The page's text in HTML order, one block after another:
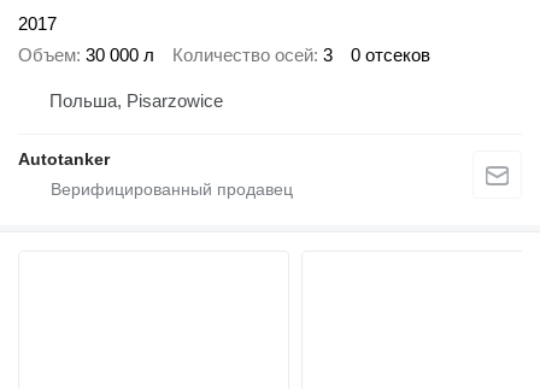
2017
Объем 30 000 л Количество осей 3 0 отсеков
Польша, Pisarzowice
Autotanker